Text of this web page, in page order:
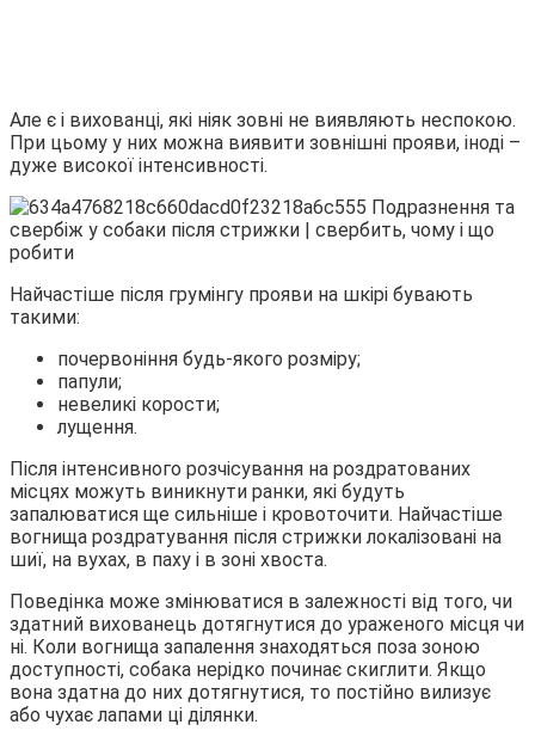
Але є і вихованці, які ніяк зовні не виявляють неспокою.
При цьому у них можна виявити зовнішні прояви, іноді –
дуже високої інтенсивності.
Найчастіше після грумінгу прояви на шкірі бувають
такими:
почервоніння будь-якого розміру;
папули;
невеликі корости;
лущення.
Після інтенсивного розчісування на роздратованих
місцях можуть виникнути ранки, які будуть
запалюватися ще сильніше і кровоточити. Найчастіше
вогнища роздратування після стрижки локалізовані на
шиї, на вухах, в паху і в зоні хвоста.
Поведінка може змінюватися в залежності від того, чи
здатний вихованець дотягнутися до ураженого місця чи
ні. Коли вогнища запалення знаходяться поза зоною
доступності, собака нерідко починає скиглити. Якщо
вона здатна до них дотягнутися, то постійно вилизує
або чухає лапами ці ділянки.